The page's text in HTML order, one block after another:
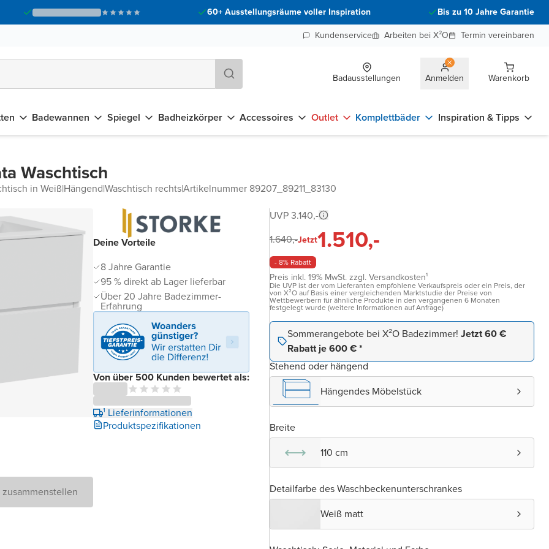
60+ Ausstellungsräume voller Inspiration
Bis zu 10 Jahre Garantie
Kundenservice
Arbeiten bei X²O Termin vereinbaren
Badausstellungen Anmelden Warenkorb
Badewannen Spiegel Badheizkörper Accessoires Outlet Komplettbäder Inspiration & Tipps
Waschtisch
in Weiß|Hängend|Waschtisch rechts|Artikelnummer 89207_89211_83130
Deine Vorteile
8 Jahre Garantie
95 % direkt ab Lager lieferbar
Über 20 Jahre Badezimmer-
Erfahrung
Von über 500 Kunden bewertet als:
¹ Lieferinformationen
Produktspezifikationen
UVP 3.140,-
1.640,-Jetzt1.510,-
- 8% Rabatt
Preis inkl. 19% MwSt. zzgl. Versandkosten¹
Die UVP ist der vom Lieferanten empfohlene Verkaufspreis oder ein Preis, der
von X²O auf Basis einer vergleichenden Marktstudie der Preise von
Wettbewerbern für ähnliche Produkte in den vergangenen 6 Monaten
festgelegt wurde (weitere Informationen auf Anfrage)
Sommerangebote bei X²O Badezimmer! Jetzt 60 €
Rabatt je 600 € *
Stehend oder hängend
Hängendes Möbelstück
Breite
110 cm
Detailfarbe des Waschbeckenunterschrankes
Weiß matt